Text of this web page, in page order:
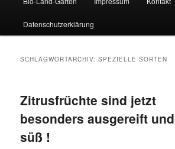
Datenschutzerklärung
SCHLAGWORTARCHIV:SPEZIELLE SORTEN
Zitrusfrüchte sind jetzt
besonders ausgereift und
süß !